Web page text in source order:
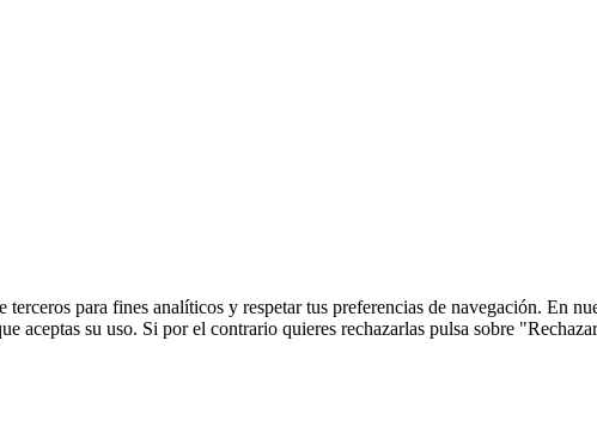
para fines analíticos y respetar tus preferencias de navegación. En
aceptas su uso. Si por el contrario quieres rechazarlas pulsa sobre